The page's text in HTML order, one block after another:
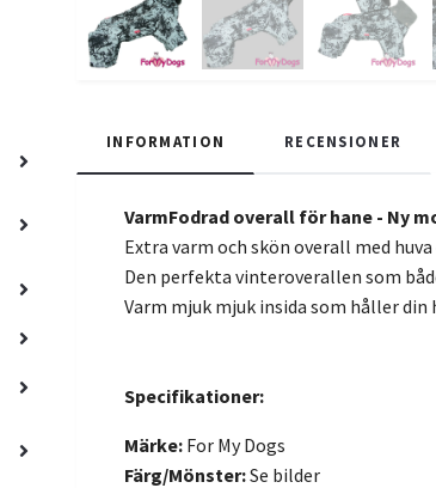
INFORMATION RECENSIONER
VarmFodrad overall för hane - Ny
Extra varm och skön overall med
Den perfekta vinteroverallen som
Varm mjuk mjuk insida som håller
Specifikationer:
Märke: For My Dogs
Färg/Mönster:Se bilder